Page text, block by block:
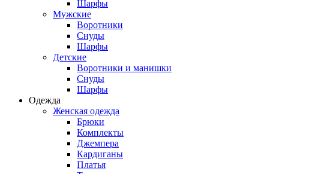
Шарфы
Мужские
Воротники
Снуды
Шарфы
Детские
Воротники и манишки
Снуды
Шарфы
Одежда
Женская одежда
Брюки
Комплекты
Джемпера
Кардиганы
Платья